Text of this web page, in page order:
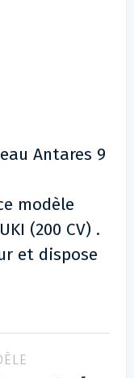
Antares 9
modèle
(200 CV) .
et dispose